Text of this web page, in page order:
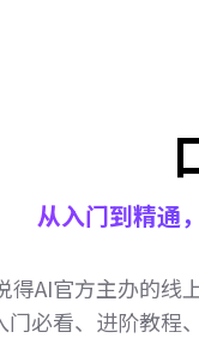
从入门到精通
得AI官方主办的线
门必看、进阶教程